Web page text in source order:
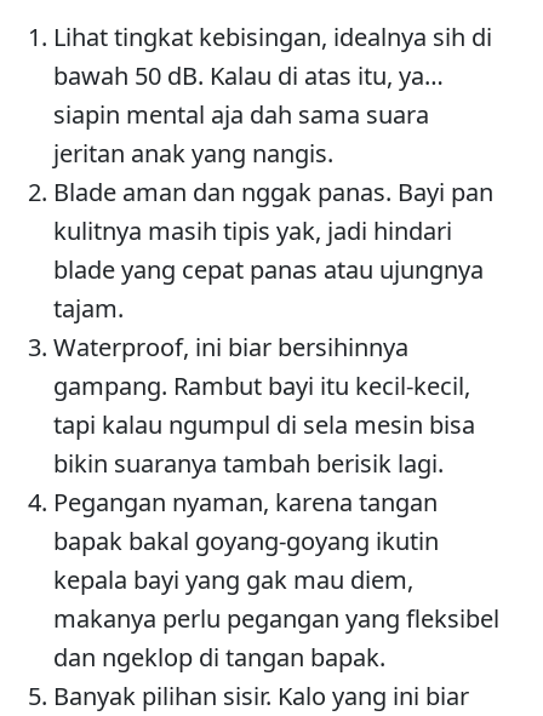
Lihat tingkat kebisingan, idealnya sih di
bawah 50 dB. Kalau di atas itu, ya…
siapin mental aja dah sama suara
jeritan anak yang nangis.
Blade aman dan nggak panas. Bayi pan
kulitnya masih tipis yak, jadi hindari
blade yang cepat panas atau ujungnya
tajam.
Waterproof, ini biar bersihinnya
gampang. Rambut bayi itu kecil-kecil,
tapi kalau ngumpul di sela mesin bisa
bikin suaranya tambah berisik lagi.
Pegangan nyaman, karena tangan
bapak bakal goyang-goyang ikutin
kepala bayi yang gak mau diem,
makanya perlu pegangan yang fleksibel
dan ngeklop di tangan bapak.
Banyak pilihan sisir. Kalo yang ini biar